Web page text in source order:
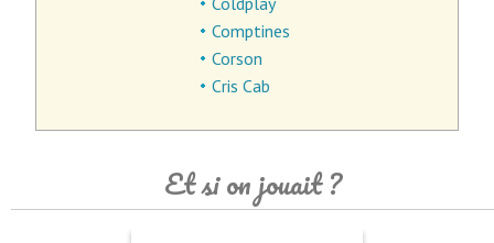
Comptines
Corson
Cris Cab
Et si on jouait ?